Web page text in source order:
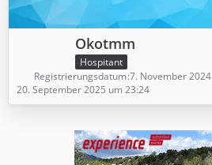
Okotmm
Hospitant
Registrierungsdatum 7. November 2024
20. September 2025 um 23:24